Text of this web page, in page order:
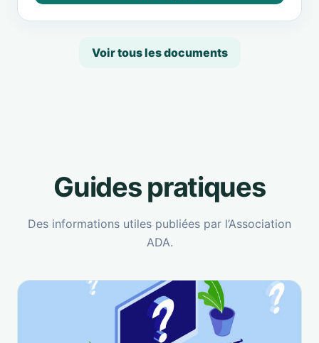
Voir tous les documents
Guides pratiques
Des informations utiles publiées par l’Association
ADA.